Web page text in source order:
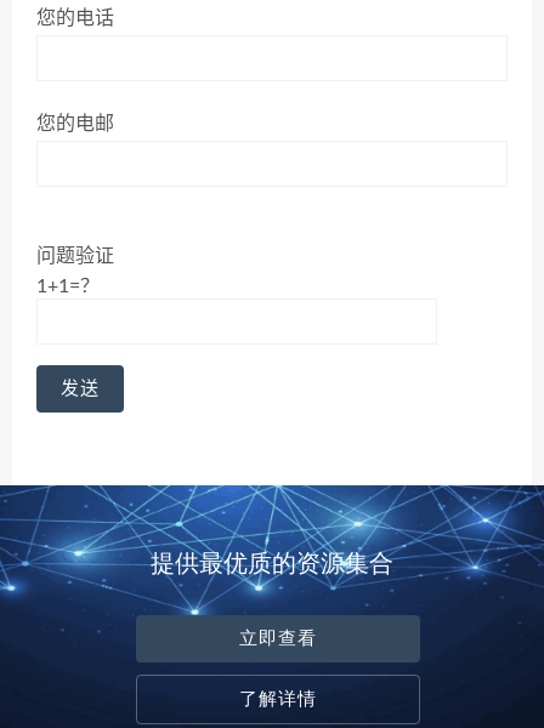
您的电话
您的电邮
问题验证
1+1=？
提供最优质的资源集合
立即查看
了解详情